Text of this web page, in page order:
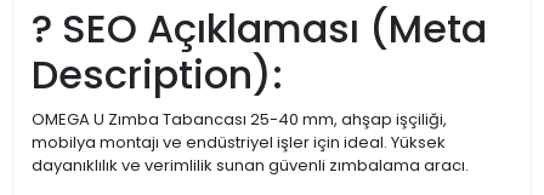
? SEO Açıklaması (Meta
Description):
OMEGA U Zımba Tabancası 25-40 mm, ahşap işçiliği,
mobilya montajı ve endüstriyel işler için ideal. Yüksek
dayanıklılık ve verimlilik sunan güvenli zımbalama aracı.